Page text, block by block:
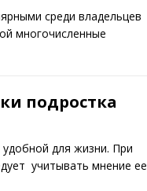
среди владельцев
многочисленные
подростка
для жизни. При
учитывать мнение ее